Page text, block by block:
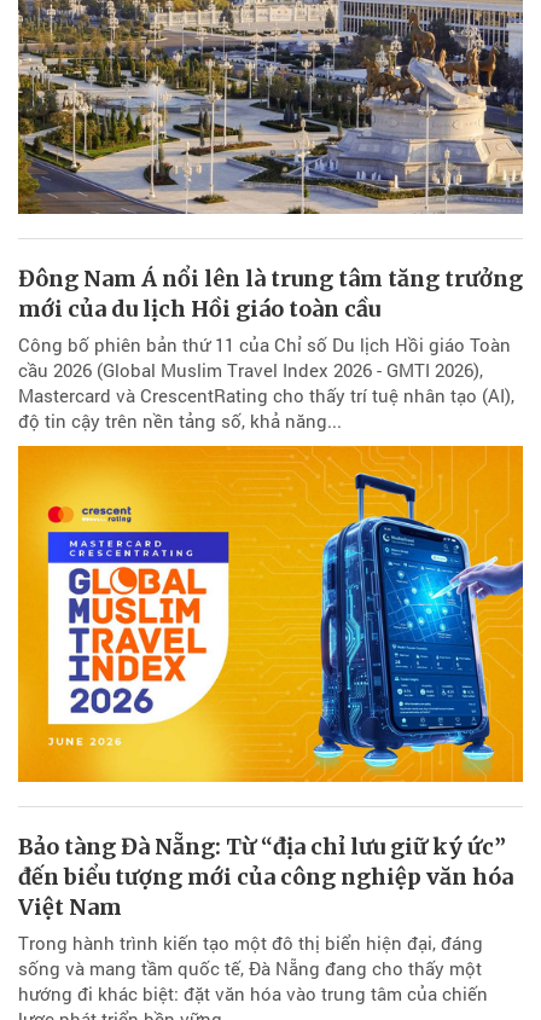
Đông Nam Á nổi lên là trung tâm tăng trưởng
mới của du lịch Hồi giáo toàn cầu
Công bố phiên bản thứ 11 của Chỉ số Du lịch Hồi giáo Toàn
cầu 2026 (Global Muslim Travel Index 2026 - GMTI 2026),
Mastercard và CrescentRating cho thấy trí tuệ nhân tạo (AI),
độ tin cậy trên nền tảng số, khả năng...
Bảo tàng Đà Nẵng: Từ “địa chỉ lưu giữ ký ức”
đến biểu tượng mới của công nghiệp văn hóa
Việt Nam
Trong hành trình kiến tạo một đô thị biển hiện đại, đáng
sống và mang tầm quốc tế, Đà Nẵng đang cho thấy một
hướng đi khác biệt: đặt văn hóa vào trung tâm của chiến